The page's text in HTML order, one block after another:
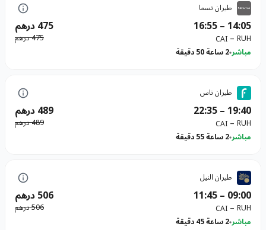
طيران نسما
14:05
–
16:55 475 درهم
RUH
–
CAI
475 درهم
مباشر2 ساعة 50 دقيقة
طيران ناس
19:40
–
22:35 489 درهم
RUH
–
CAI
489 درهم
مباشر2 ساعة 55 دقيقة
طيران النيل
09:00
–
11:45 506 درهم
RUH
–
CAI
506 درهم
مباشر2 ساعة 45 دقيقة